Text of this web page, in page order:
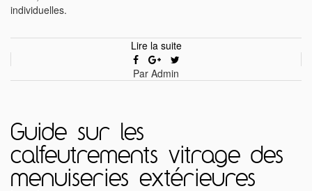
individuelles.
Lire la suite
Par Admin
Guide sur les
calfeutrements vitrage des
menuiseries extérieures